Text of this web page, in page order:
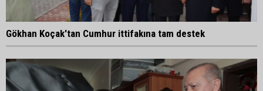
Gökhan Koçak'tan Cumhur ittifakına tam destek